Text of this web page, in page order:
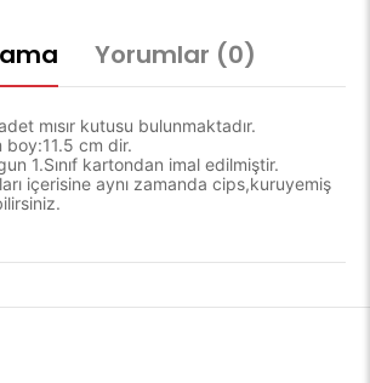
Yorumlar (0)
mısır kutusu bulunmaktadır.
boy:11.5 cm dir.
1.Sınıf kartondan imal edilmiştir.
içerisine aynı zamanda cips,kuruyemiş